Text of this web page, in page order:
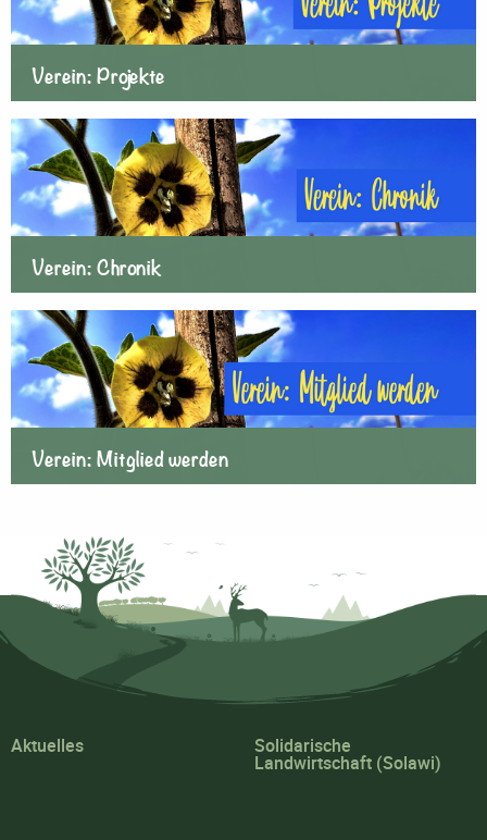
Verein: Projekte
Verein: Chronik
Verein: Mitglied werden
Aktuelles Solidarische
Landwirtschaft (Solawi)